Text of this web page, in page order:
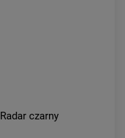
Radar czarny